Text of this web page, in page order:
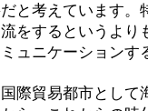
と考えています。
をするというより
ュニケーションす
際貿易都市として